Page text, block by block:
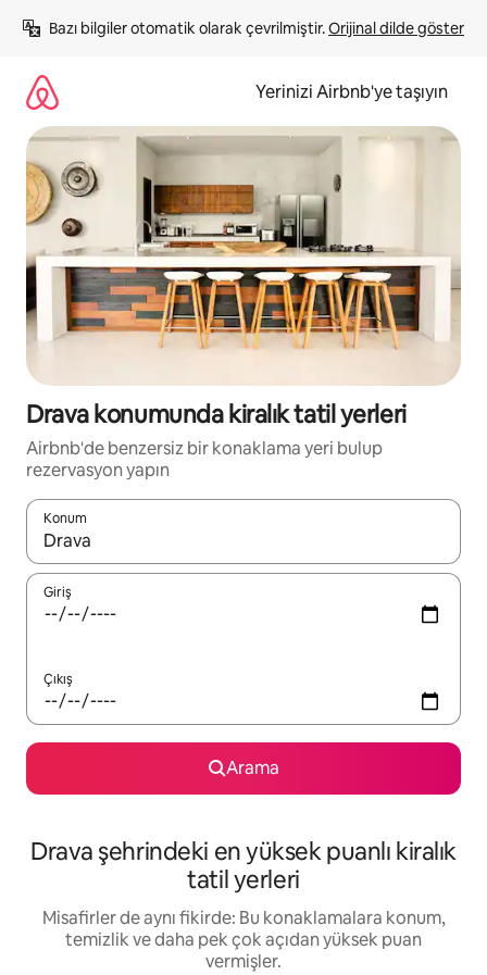
atla
Bazı bilgiler otomatik olarak çevrilmiştir. Orijinal dilde göster
Yerinizi Airbnb'ye taşıyın
Drava konumunda kiralık tatil yerleri
Airbnb'de benzersiz bir konaklama yeri bulup
rezervasyon yapın
Konum
Sonuçlar kullanılabilir olduğunda yukarı ve aşağı oklarıyla
Giriş
Çıkış
Arama
Drava şehrindeki en yüksek puanlı kiralık
tatil yerleri
Misafirler de aynı fikirde: Bu konaklamalara konum,
temizlik ve daha pek çok açıdan yüksek puan
vermişler.